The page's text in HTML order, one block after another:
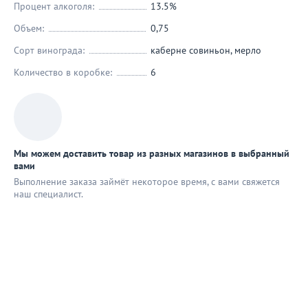
Процент алкоголя:
13.5%
Объем:
0,75
Сорт винограда:
каберне совиньон, мерло
Количество в коробке:
6
Мы можем доставить товар из разных магазинов в выбранный
вами
Выполнение заказа займёт некоторое время, с вами свяжется
наш специaлист.